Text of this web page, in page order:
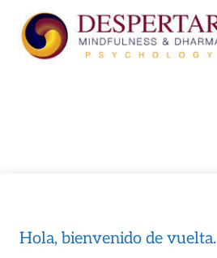
Hola, bienvenido de vuelta.